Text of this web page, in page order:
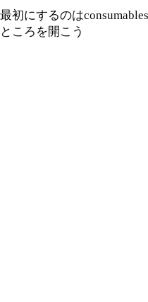
最初にするのは
ところを開こう